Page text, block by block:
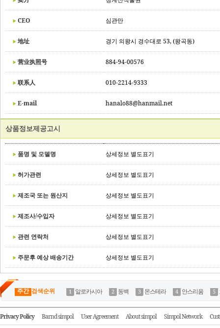
CEO 심관만
地址 경기 의왕시 경수대로 53, (왕곡동)
营业执照号 884-94-00576
联系人 010-2214-9333
E-mail hanalo88@hanmail.net
상품정보제공고시
품명 및 모델명 상세정보 별도표기
허가관련 상세정보 별도표기
제조국 또는 원산지 상세정보 별도표기
제조사/수입자 상세정보 별도표기
관련 연락처 상세정보 별도표기
주문후 예상 배송기간 상세정보 별도표기
주간 검색순위 알로카시아 동백 몬스테라 안스리움
Privacy Policy Barnd simpol User Agreement About simpol Simpol Network